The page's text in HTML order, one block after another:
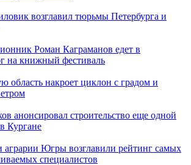
возглавил тюрьмы Петербурга и
Роман Каграманов едет в
на книжный фестиваль
область накроет циклон с градом и
анонсировал строительство еще одной
Кургане
аграрии Югры возглавили рейтинг самых
специалистов